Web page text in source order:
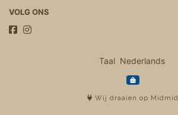
VOLG ONS
Taal
Wij draaien op Midmid